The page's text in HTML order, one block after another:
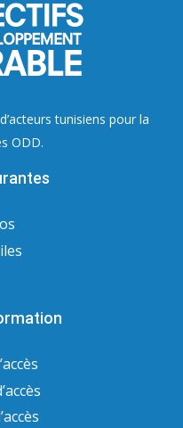
tunisiens pour la
ODD.